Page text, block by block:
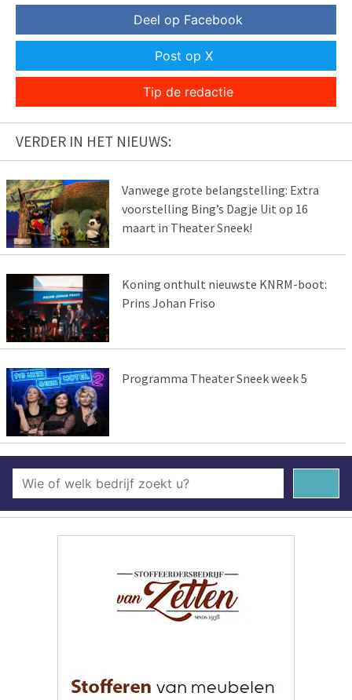
Deel op Facebook
Post op X
Tip de redactie
VERDER IN HET NIEUWS:
Vanwege grote belangstelling: Extra
voorstelling Bing’s Dagje Uit op 16
maart in Theater Sneek!
Koning onthult nieuwste KNRM-boot:
Prins Johan Friso
Programma Theater Sneek week 5